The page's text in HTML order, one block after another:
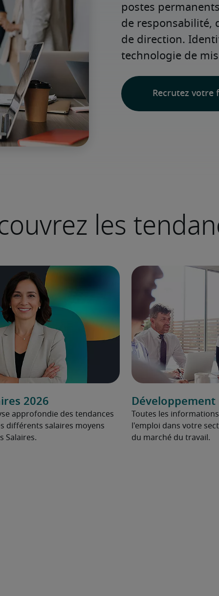
postes
de responsabilité,
de direction.
technologie de
Recrutez votre
les
2026
approfondie des tendances
différents salaires moyens
Salaires.
Toutes les
l'emploi dans votre
du marché du travail.